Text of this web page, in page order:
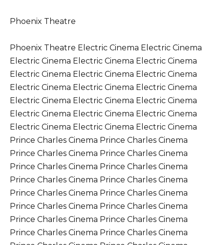
Phoenix Theatre
Phoenix Theatre Electric Cinema Electric Cinema Electric Cinema Electric Cinema Electric Cinema Electric Cinema Electric Cinema Electric Cinema Electric Cinema Electric Cinema Electric Cinema Electric Cinema Electric Cinema Electric Cinema Electric Cinema Electric Cinema Electric Cinema Electric Cinema Electric Cinema Electric Cinema Prince Charles Cinema Prince Charles Cinema Prince Charles Cinema Prince Charles Cinema Prince Charles Cinema Prince Charles Cinema Prince Charles Cinema Prince Charles Cinema Prince Charles Cinema Prince Charles Cinema